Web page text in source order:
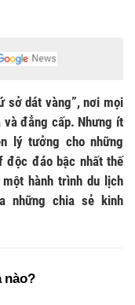
sở dát vàng”, nơi mọi
đẳng cấp. Nhưng ít
lý tưởng cho những
độc đáo bậc nhất thế
hành trình du lịch
những chia sẻ kinh
nào?